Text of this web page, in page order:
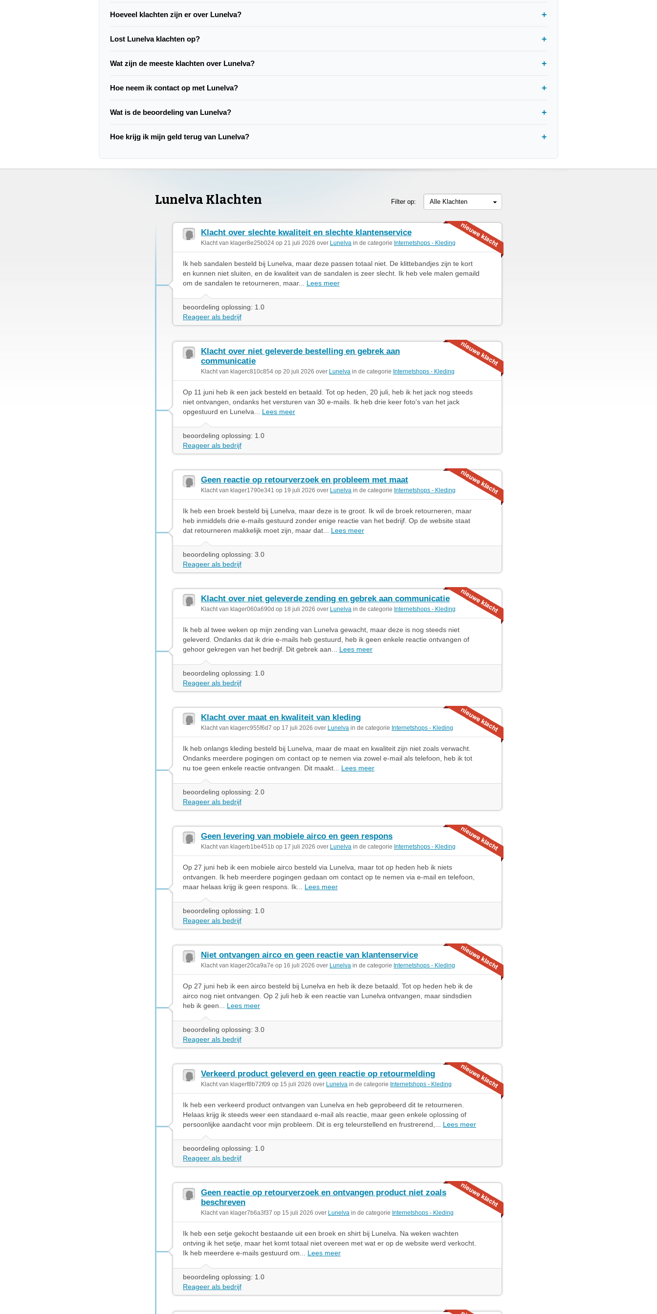
Hoeveel klachten zijn er over Lunelva?
Lost Lunelva klachten op?
Wat zijn de meeste klachten over Lunelva?
Hoe neem ik contact op met Lunelva?
Wat is de beoordeling van Lunelva?
Hoe krijg ik mijn geld terug van Lunelva?
Lunelva Klachten Filter op: Alle Klachten
Klacht over slechte kwaliteit en slechte klantenservice
Klacht van klager8e25b024 op 21 juli 2026 over Lunelva in de categorie Internetshops - Kleding
Ik heb sandalen besteld bij Lunelva, maar deze passen totaal niet. De klittebandjes zijn te kort
en kunnen niet sluiten, en de kwaliteit van de sandalen is zeer slecht. Ik heb vele malen gemaild
om de sandalen te retourneren, maar... Lees meer
beoordeling oplossing: 1.0
Reageer als bedrijf
Klacht over niet geleverde bestelling en gebrek aan
communicatie
Klacht van klagerc810c854 op 20 juli 2026 over Lunelva in de categorie Internetshops - Kleding
Op 11 juni heb ik een jack besteld en betaald. Tot op heden, 20 juli, heb ik het jack nog steeds
niet ontvangen, ondanks het versturen van 30 e-mails. Ik heb drie keer foto's van het jack
opgestuurd en Lunelva... Lees meer
beoordeling oplossing: 1.0
Reageer als bedrijf
Geen reactie op retourverzoek en probleem met maat
Klacht van klager1790e341 op 19 juli 2026 over Lunelva in de categorie Internetshops - Kleding
Ik heb een broek besteld bij Lunelva, maar deze is te groot. Ik wil de broek retourneren, maar
heb inmiddels drie e-mails gestuurd zonder enige reactie van het bedrijf. Op de website staat
dat retourneren makkelijk moet zijn, maar dat... Lees meer
beoordeling oplossing: 3.0
Reageer als bedrijf
Klacht over niet geleverde zending en gebrek aan communicatie
Klacht van klager060a690d op 18 juli 2026 over Lunelva in de categorie Internetshops - Kleding
Ik heb al twee weken op mijn zending van Lunelva gewacht, maar deze is nog steeds niet
geleverd. Ondanks dat ik drie e-mails heb gestuurd, heb ik geen enkele reactie ontvangen of
gehoor gekregen van het bedrijf. Dit gebrek aan... Lees meer
beoordeling oplossing: 1.0
Reageer als bedrijf
Klacht over maat en kwaliteit van kleding
Klacht van klagerc955f6d7 op 17 juli 2026 over Lunelva in de categorie Internetshops - Kleding
Ik heb onlangs kleding besteld bij Lunelva, maar de maat en kwaliteit zijn niet zoals verwacht.
Ondanks meerdere pogingen om contact op te nemen via zowel e-mail als telefoon, heb ik tot
nu toe geen enkele reactie ontvangen. Dit maakt... Lees meer
beoordeling oplossing: 2.0
Reageer als bedrijf
Geen levering van mobiele airco en geen respons
Klacht van klagerb1be451b op 17 juli 2026 over Lunelva in de categorie Internetshops - Kleding
Op 27 juni heb ik een mobiele airco besteld via Lunelva, maar tot op heden heb ik niets
ontvangen. Ik heb meerdere pogingen gedaan om contact op te nemen via e-mail en telefoon,
maar helaas krijg ik geen respons. Ik... Lees meer
beoordeling oplossing: 1.0
Reageer als bedrijf
Niet ontvangen airco en geen reactie van klantenservice
Klacht van klager20ca9a7e op 16 juli 2026 over Lunelva in de categorie Internetshops - Kleding
Op 27 juni heb ik een airco besteld bij Lunelva en heb ik deze betaald. Tot op heden heb ik de
airco nog niet ontvangen. Op 2 juli heb ik een reactie van Lunelva ontvangen, maar sindsdien
heb ik geen... Lees meer
beoordeling oplossing: 3.0
Reageer als bedrijf
Verkeerd product geleverd en geen reactie op retourmelding
Klacht van klagerf8b72f09 op 15 juli 2026 over Lunelva in de categorie Internetshops - Kleding
Ik heb een verkeerd product ontvangen van Lunelva en heb geprobeerd dit te retourneren.
Helaas krijg ik steeds weer een standaard e-mail als reactie, maar geen enkele oplossing of
persoonlijke aandacht voor mijn probleem. Dit is erg teleurstellend en frustrerend,... Lees meer
beoordeling oplossing: 1.0
Reageer als bedrijf
Geen reactie op retourverzoek en ontvangen product niet zoals
beschreven
Klacht van klager7b6a3f37 op 15 juli 2026 over Lunelva in de categorie Internetshops - Kleding
Ik heb een setje gekocht bestaande uit een broek en shirt bij Lunelva. Na weken wachten
ontving ik het setje, maar het komt totaal niet overeen met wat er op de website werd verkocht.
Ik heb meerdere e-mails gestuurd om... Lees meer
beoordeling oplossing: 1.0
Reageer als bedrijf